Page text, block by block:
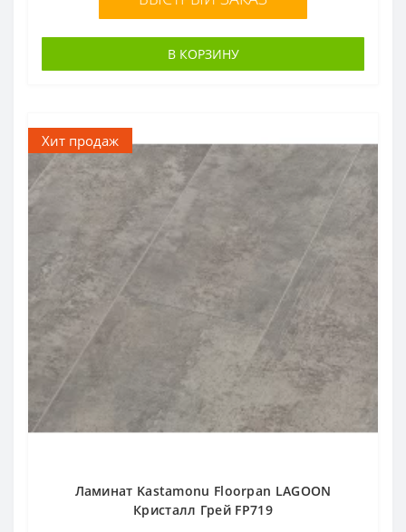
В КОРЗИНУ
Хит продаж
Ламинат Kastamonu Floorpan LAGOON
Кристалл Грей FP719